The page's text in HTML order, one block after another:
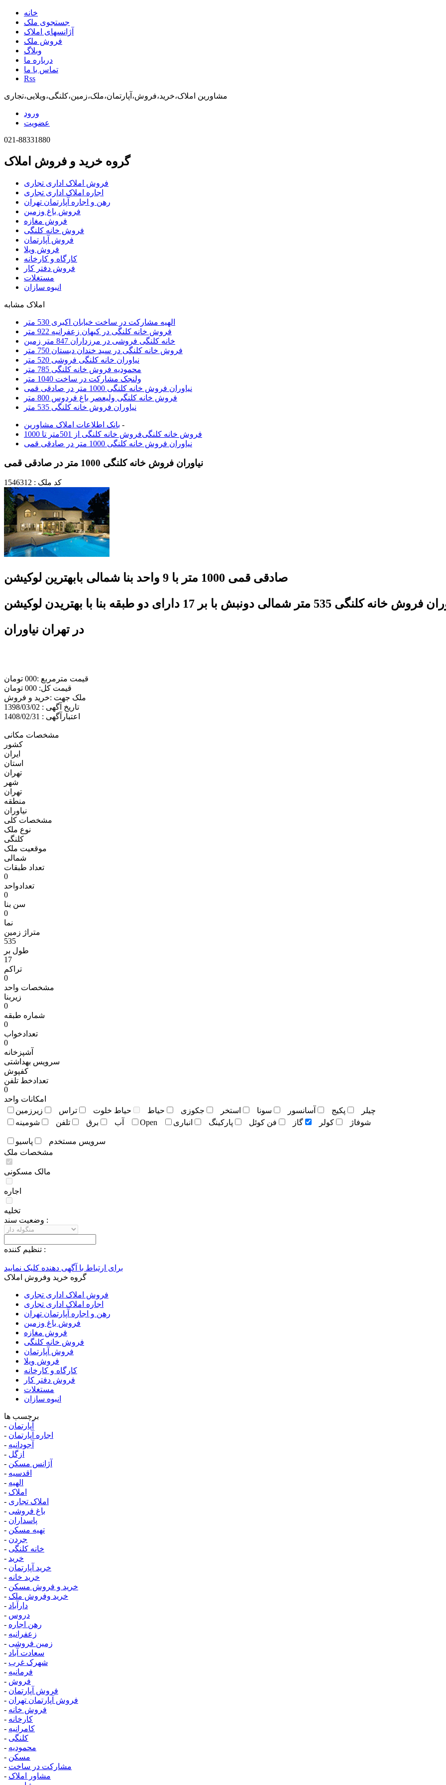
خانه
جستجوی ملک
آژانسهای املاک
فروش ملک
وبلاگ
درباره ما
تماس با ما
Rss
مشاورین املاک،خرید،فروش،آپارتمان،ملک،زمین،کلنگی،ویلایی،تجاری
ورود
عضویت
021-88331880
گروه خرید و فروش املاک
فروش املاک اداری تجاری
اجاره املاک اداری تجاری
رهن و اجاره آپارتمان تهران
فروش باغ وزمین
فروش مغازه
فروش خانه کلنگی
فروش آپارتمان
فروش ویلا
کارگاه و کارخانه
فروش دفتر کار
مستغلات
انبوه سازان
املاک مشابه
الهیه مشارکت در ساخت خیابان اکبری 530 متر
فروش خانه کلنگی در کیهان زعفرانیه 922 متر
خانه کلنگی فروشی در مرزداران 847 متر زمین
فروش خانه کلنگی در سید خندان دبستان 750 متر
نیاوران خانه کلنگی فروشی 520 متر
محمودیه فروش خانه کلنگی 785 متر
ولنجک مشارکت در ساخت 1040 متر
نیاوران فروش خانه کلنگی 1000 متر در صادقی قمی
فروش خانه کلنگی ولیعصر باغ فردوس 800 متر
نیاوران فروش خانه کلنگی 535 متر
بانک اطلاعات املاک مشاورين -
فروش خانه کلنگیفروش خانه کلنگی از 501متر تا 1000
نیاوران فروش خانه کلنگی 1000 متر در صادقی قمی
نیاوران فروش خانه کلنگی 1000 متر در صادقی قمی
کد ملک : 1546312
خانه کلنگی 535 متر شمالی دونبش با بر 17 دارای دو طبقه بنا با بهتریدن لوکیشن
در تهران نیاوران
قیمت مترمربع :000 تومان
قیمت کل: 000 تومان
ملک جهت :خريد و فروش
تاریخ آگهی : 1398/03/02
اعتبارآگهی : 1408/02/31
مشخصات مکانی
کشور
ایران
استان
تهران
شهر
تهران
منطقه
نياوران
مشخصات کلی
نوع ملک
کلنگی
موقعیت ملک
شمالی
تعداد طبقات
0
تعدادواحد
0
سن بنا
0
نما
متراژ زمين
535
طول بر
17
تراکم
0
مشخصات واحد
زیربنا
0
شماره طبقه
0
تعدادخواب
0
آشپزخانه
سرویس بهداشتی
کفپوش
تعدادخط تلفن
0
امکانات واحد
چيلر
پکيج آسانسور سونا استخر جکوزی حياط حياط خلوت تراس
زيرزمين
آب
برق تلفن شومينه Open شوفاژ کولر گاز فن کوئل پارکينگ انباری
سرويس مستخدم
پاسيو
مشخصات ملک
مالک مسکونی
اجاره
تخلیه
وضعيت سند :
تنظيم کننده :
برای ارتباط با آگهی دهنده کلیک نمایید
گروه خرید وفروش املاک
فروش املاک اداری تجاری
اجاره املاک اداری تجاری
رهن و اجاره آپارتمان تهران
فروش باغ وزمین
فروش مغازه
فروش خانه کلنگی
فروش آپارتمان
فروش ویلا
کارگاه و کارخانه
فروش دفتر کار
مستغلات
انبوه سازان
برچسب ها
- آپارتمان
- اجاره آپارتمان
- آجودانیه
- ازگل
- آژانس مسکن
- اقدسیه
- الهیه
- املاک
- املاک تجاری
- باغ فروشی
- پاسداران
- تهیه مسکن
- جردن
- خانه کلنگی
- خرید
- خرید آپارتمان
- خرید خانه
- خرید و فروش مسکن
- خرید وفروش ملک
- دارآباد
- دروس
- رهن اجاره
- زعفرانیه
- زمین فروشی
- سعادت آباد
- شهرک غرب
- فرمانیه
- فروش
- فروش آپارتمان
- فروش آپارتمان تهران
- فروش خانه
- کارخانه
- کامرانیه
- کلنگی
- محمودیه
- مسکن
- مشارکت در ساخت
- مشاور املاک